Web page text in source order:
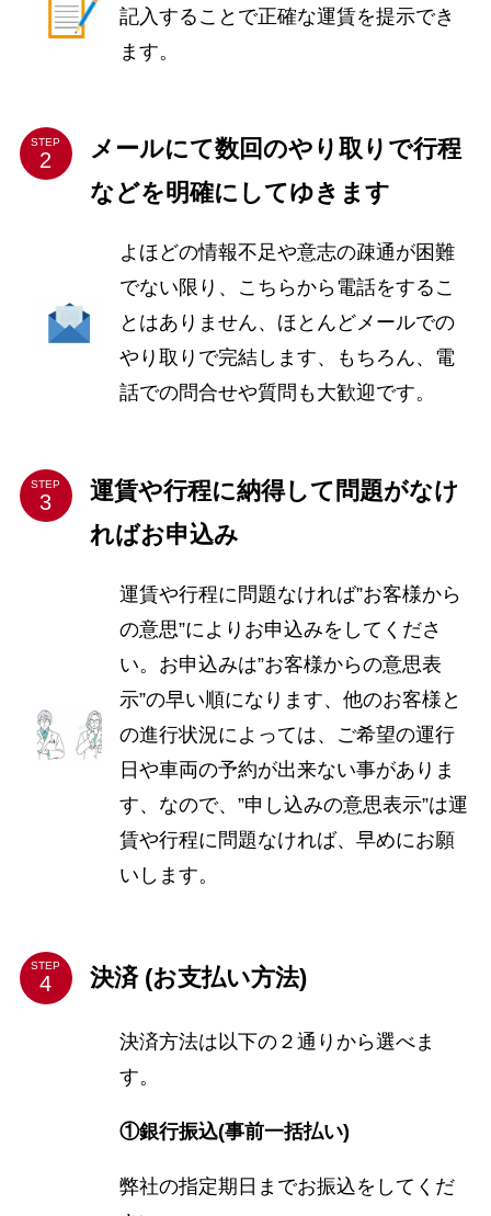
記入することで正確な運賃を提示でき
ます。
STEP
メールにて数回のやり取りで行程
などを明確にしてゆきます
よほどの情報不足や意志の疎通が困難
でない限り、こちらから電話をするこ
とはありません、ほとんどメールでの
やり取りで完結します、もちろん、電
話での問合せや質問も大歓迎です。
STEP
運賃や行程に納得して問題がなけ
ればお申込み
運賃や行程に問題なければ”お客様から
の意思”によりお申込みをしてくださ
い。お申込みは”お客様からの意思表
示”の早い順になります、他のお客様と
の進行状況によっては、ご希望の運行
日や車両の予約が出来ない事がありま
す、なので、”申し込みの意思表示”は運
賃や行程に問題なければ、早めにお願
いします。
STEP 決済 (お支払い方法)
決済方法は以下の２通りから選べま
す。
①銀行振込(事前一括払い)
弊社の指定期日までお振込をしてくだ